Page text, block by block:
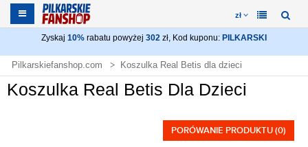
zł
Zyskaj 10% rabatu powyżej 302 zł, Kod kuponu: PILKARSKI
Pilkarskiefanshop.com Koszulka Real Betis dla dzieci
Koszulka Real Betis Dla Dzieci
PORÓWANIE PRODUKTU (0)